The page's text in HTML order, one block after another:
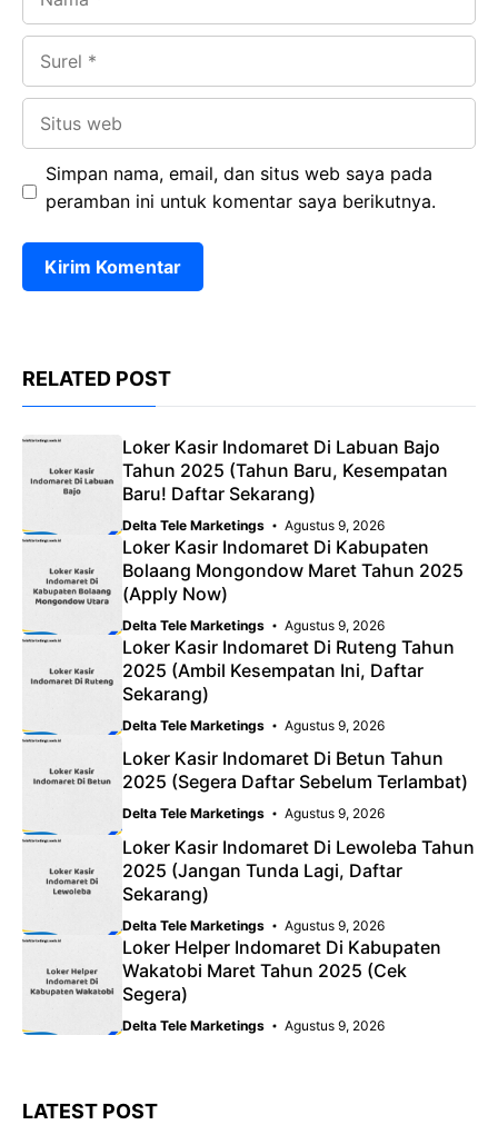
Simpan nama, email, dan situs web saya pada
peramban ini untuk komentar saya berikutnya.
RELATED POST
Loker Kasir Indomaret Di Labuan Bajo
Tahun 2025 (Tahun Baru, Kesempatan
Baru! Daftar Sekarang)
Delta Tele Marketings Agustus 9, 2026
Loker Kasir Indomaret Di Kabupaten
Bolaang Mongondow Maret Tahun 2025
(Apply Now)
Delta Tele Marketings Agustus 9, 2026
Loker Kasir Indomaret Di Ruteng Tahun
2025 (Ambil Kesempatan Ini, Daftar
Sekarang)
Delta Tele Marketings Agustus 9, 2026
Loker Kasir Indomaret Di Betun Tahun
2025 (Segera Daftar Sebelum Terlambat)
Delta Tele Marketings Agustus 9, 2026
Loker Kasir Indomaret Di Lewoleba Tahun
2025 (Jangan Tunda Lagi, Daftar
Sekarang)
Delta Tele Marketings Agustus 9, 2026
Loker Helper Indomaret Di Kabupaten
Wakatobi Maret Tahun 2025 (Cek
Segera)
Delta Tele Marketings Agustus 9, 2026
LATEST POST